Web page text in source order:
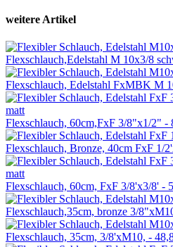
weitere Artikel
Flexschlauch,Edelstahl M 10x3/8
Flexschlauch, Edelstahl FxMBK M
Flexschlauch, 60cm,FxF 3/8"x1/2" -
Flexschlauch, Bronze, 40cm FxF 1/
Flexschlauch, 60cm, FxF 3/8'x3/8' -
Flexschlauch,35cm, bronze 3/
Flexschlauch, 35cm, 3/8'xM10, -